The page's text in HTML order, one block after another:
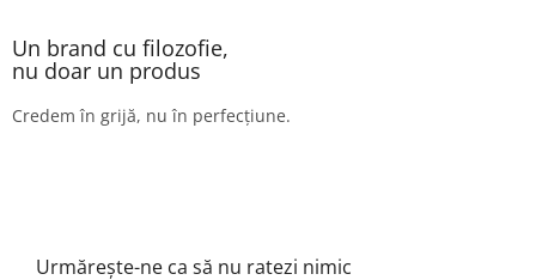
Un brand cu filozofie,
nu doar un produs
Credem în grijă, nu în perfecțiune.
Urmărește-ne ca să nu ratezi nimic